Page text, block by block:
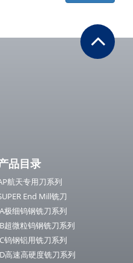
品目录
航天专用刀系列
End Mill铣刀
极细钨钢铣刀系列
超微粒钨钢铣刀系列
钨钢铝用铣刀系列
高速高硬度铣刀系列